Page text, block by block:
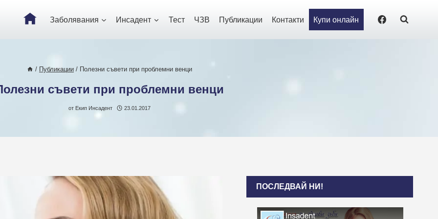
Заболявания Инсадент Тест ЧЗВ Публикации Контакти Купи онлайн
/ Публикации / Полезни съвети при проблемни венци
съвети при проблемни венци
от Екип Инсадент 23.01.2017
ПОСЛЕДВАЙ НИ!